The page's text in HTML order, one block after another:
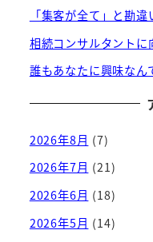
「集客が全て」と勘
相続コンサルタントに
誰もあなたに興味なん
2026年8月 (7)
2026年7月 (21)
2026年6月 (18)
2026年5月 (14)